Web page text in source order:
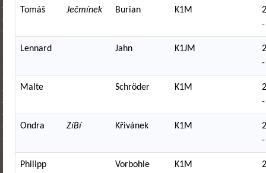
Tomáš Ječmínek Burian K1M
Lennard Jahn K1JM
Malte Schröder K1M
Ondra ZíBí Křivánek K1M
Philipp Vorbohle K1M